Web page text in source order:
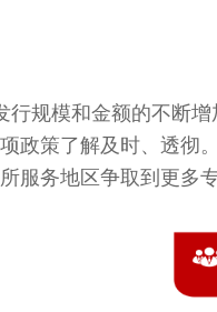
行规模和金额的不断
政策了解及时、透彻
服务地区争取到更多